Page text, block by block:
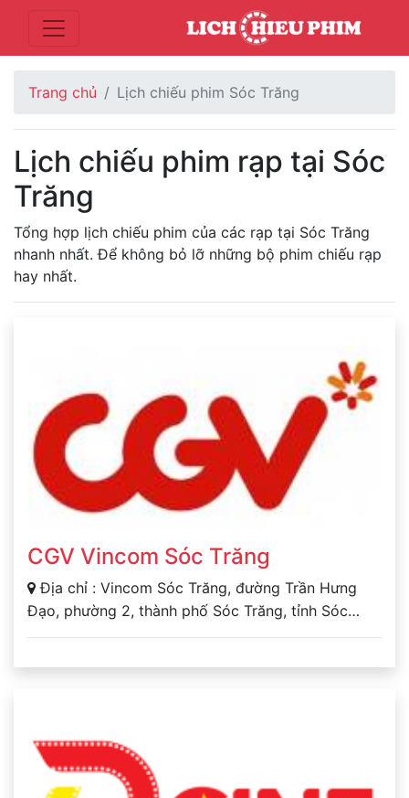
Trang chủ Lịch chiếu phim Sóc Trăng
Lịch chiếu phim rạp tại Sóc
Trăng
Tổng hợp lịch chiếu phim của các rạp tại Sóc Trăng
nhanh nhất. Để không bỏ lỡ những bộ phim chiếu rạp
hay nhất.
CGV Vincom Sóc Trăng
Địa chỉ : Vincom Sóc Trăng, đường Trần Hưng
Đạo, phường 2, thành phố Sóc Trăng, tỉnh Sóc
Trăng.